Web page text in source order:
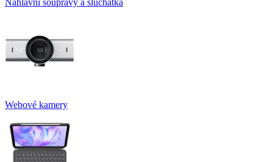
Webové kamery